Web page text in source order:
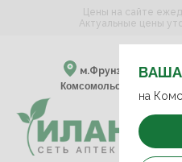
м.Фрунзенская
Комсомольский пр-т, д. 47
на
Цены на сайте
Актуальные цены